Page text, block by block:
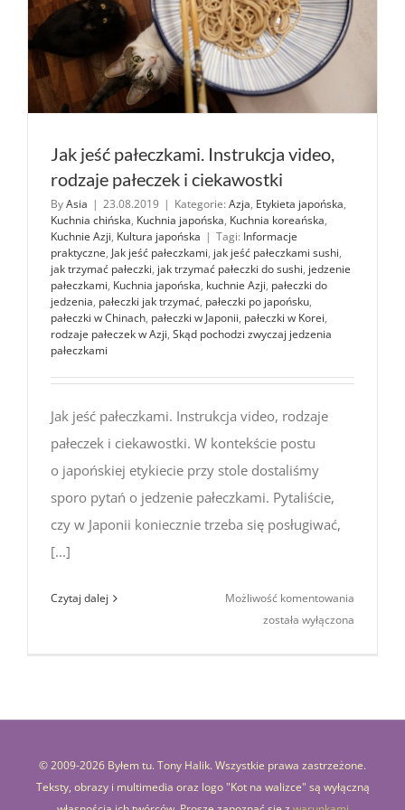
Jak jeść pałeczkami. Instrukcja video,
rodzaje pałeczek i ciekawostki
ByAsia | 23.08.2019 | Kategorie: Azja, Etykieta japońska,
Kuchnia chińska, Kuchnia japońska, Kuchnia koreańska,
Kuchnie Azji, Kultura japońska | Tagi: Informacje
praktyczne, Jak jeść pałeczkami, jak jeść pałeczkami sushi,
jak trzymać pałeczki, jak trzymać pałeczki do sushi, jedzenie
pałeczkami, Kuchnia japońska, kuchnie Azji, pałeczki do
jedzenia, pałeczki jak trzymać, pałeczki po japońsku,
pałeczki w Chinach, pałeczki w Japonii, pałeczki w Korei,
rodzaje pałeczek w Azji, Skąd pochodzi zwyczaj jedzenia
pałeczkami
Jak jeść pałeczkami. Instrukcja video, rodzaje
pałeczek i ciekawostki. W kontekście postu
o japońskiej etykiecie przy stole dostaliśmy
sporo pytań o jedzenie pałeczkami. Pytaliście,
czy w Japonii koniecznie trzeba się posługiwać,
[...]
Czytaj dalej Możliwość komentowania
została wyłączona
© 2009-2026 Byłem tu. Tony Halik. Wszystkie prawa zastrzeżone.
Teksty, obrazy i multimedia oraz logo "Kot na walizce" są wyłączną